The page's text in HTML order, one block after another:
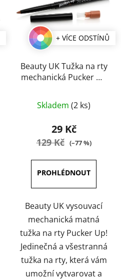
+ VÍCE ODSTÍNŮ
Beauty UK Tužka na rty
mechanická Pucker Up
hodnocení
produktu
je
5
hvězdiček.
Skladem (2 ks)
29 Kč
129 Kč (–77 %)
Beauty UK vysouvací
mechanická matná
tužka na rty Pucker Up!
Jedinečná a všestranná
tužka na rty, která vám
umožní vytvarovat a